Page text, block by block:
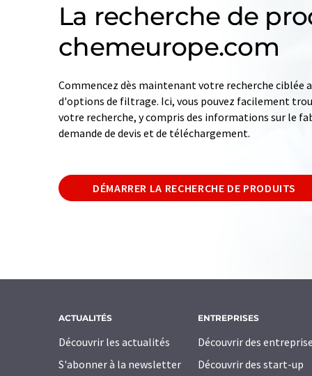
La recherche de
chemeurope.com
Commencez dès maintenant votre recherche ciblée
d'options de filtrage. Ici, vous pouvez facilement
votre recherche, y compris des informations sur le
demande de devis et de téléchargement.
DÉMARRER LA RECHERCHE DE PRODUITS
ACTUALITÉS
Découvrir les actualités
S'abonner à la newsletter
ENTREPRISES
Découvrir des
Découvrir des start-up